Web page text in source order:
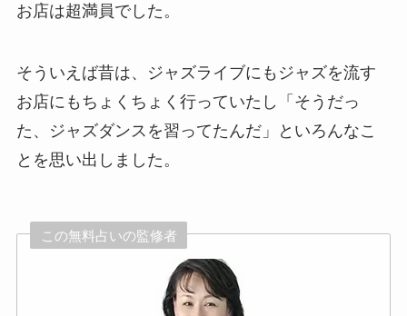
お店は超満員でした。
そういえば昔は、ジャズライブにもジャズを流す
お店にもちょくちょく行っていたし「そうだっ
た、ジャズダンスを習ってたんだ」といろんなこ
とを思い出しました。
この無料占いの監修者